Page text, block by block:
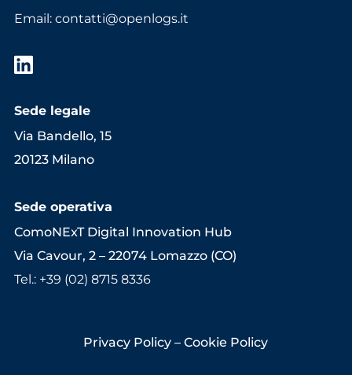
Email: contatti@openlogs.it
Sede legale
Via Bandello, 15
20123 Milano
Sede operativa
ComoNExT Digital Innovation Hub
Via Cavour, 2 – 22074 Lomazzo (CO)
Tel.: +39 (02) 8715 8336
Privacy Policy –Cookie Policy